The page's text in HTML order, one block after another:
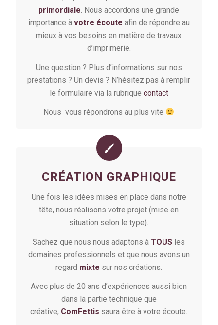
primordiale. Nous accordons une grande
importance à votre écoute afin de répondre au
mieux à vos besoins en matière de travaux
d’imprimerie.
Une question ? Plus d’informations sur nos
prestations ? Un devis ? N’hésitez pas à remplir
le formulaire via la rubrique contact
Nous vous répondrons au plus vite
CRÉATION GRAPHIQUE
Une fois les idées mises en place dans notre
tête, nous réalisons votre projet (mise en
situation selon le type).
Sachez que nous nous adaptons àTOUS les
domaines professionnels et que nous avons un
regard mixte sur nos créations.
Avec plus de 20 ans d’expériences aussi bien
dans la partie technique que
créative, ComFettis saura être à votre écoute.